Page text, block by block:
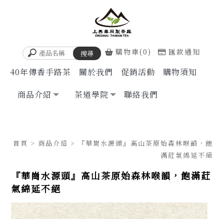
購物車(0) 匯款通知
40年傳香手路茶 關於我們 促銷活動
購物須知
商品介紹
茶道學院 聯絡我們
首頁 > 商品介紹 > 『華崗水源頭』高山茶原始森林喉韻，飽
滿葒氣綿延不絕
『華崗水源頭』高山茶原始森林喉韻，飽滿葒
氣綿延不絕